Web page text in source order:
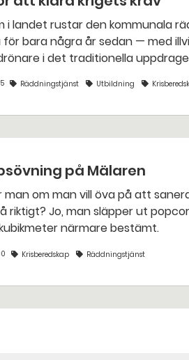
för bara några år sedan — med
i det traditionella
Räddningstjänst Utbildning
på Mälaren
gjorde räddningstjänsten i
närmare bestämt.
Krisberedskap Räddningstjänst